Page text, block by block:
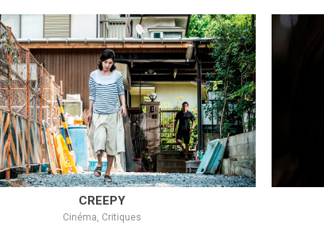
CREEPY
Cinéma, Critiques